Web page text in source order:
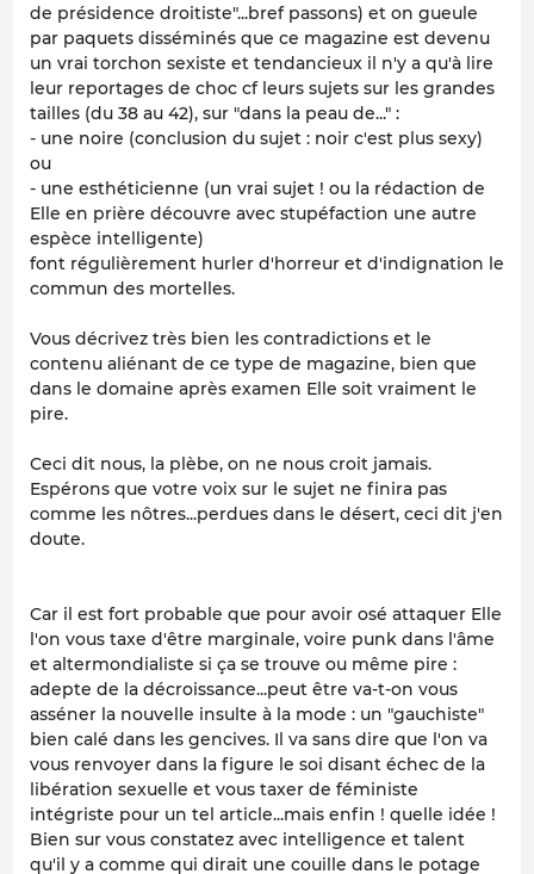
de présidence droitiste"...bref passons) et on gueule
par paquets disséminés que ce magazine est devenu
un vrai torchon sexiste et tendancieux il n'y a qu'à lire
leur reportages de choc cf leurs sujets sur les grandes
tailles (du 38 au 42), sur "dans la peau de..." :
- une noire (conclusion du sujet : noir c'est plus sexy)
ou
- une esthéticienne (un vrai sujet ! ou la rédaction de
Elle en prière découvre avec stupéfaction une autre
espèce intelligente)
font régulièrement hurler d'horreur et d'indignation le
commun des mortelles.
Vous décrivez très bien les contradictions et le
contenu aliénant de ce type de magazine, bien que
dans le domaine après examen Elle soit vraiment le
pire.
Ceci dit nous, la plèbe, on ne nous croit jamais.
Espérons que votre voix sur le sujet ne finira pas
comme les nôtres...perdues dans le désert, ceci dit j'en
doute.
Car il est fort probable que pour avoir osé attaquer Elle
l'on vous taxe d'être marginale, voire punk dans l'âme
et altermondialiste si ça se trouve ou même pire :
adepte de la décroissance...peut être va-t-on vous
asséner la nouvelle insulte à la mode : un "gauchiste"
bien calé dans les gencives. Il va sans dire que l'on va
vous renvoyer dans la figure le soi disant échec de la
libération sexuelle et vous taxer de féministe
intégriste pour un tel article...mais enfin ! quelle idée !
Bien sur vous constatez avec intelligence et talent
qu'il y a comme qui dirait une couille dans le potage